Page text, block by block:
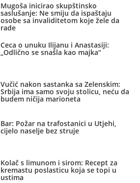
Mugoša inicirao skupštinsko
saslušanje: Ne smiju da ispaštaju
osobe sa invaliditetom koje žele da
rade
Ceca o unuku Ilijanu i Anastasiji:
„Odlično se snašla kao majka“
Vučić nakon sastanka sa Zelenskim:
Srbija ima samo svoju stolicu, neću da
budem ničija marioneta
Bar: Požar na trafostanici u Utjehi,
cijelo naselje bez struje
Kolač s limunom i sirom: Recept za
kremastu poslasticu koja se topi u
ustima